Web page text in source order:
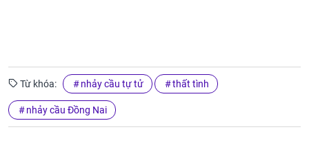
Từ khóa: nhảy cầu tự tử thất tình
nhảy cầu Đồng Nai